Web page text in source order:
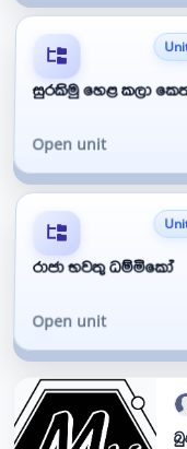
සුරකිමු හෙළ කලා
Open unit
රාජා භවතු ධම්මිකෝ
Open unit